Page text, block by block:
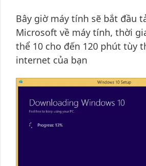
Bây giờ máy tính sẽ bắt đầu
Microsoft về máy tính, thời
thể 10 cho đến 120 phút tùy
internet của bạn